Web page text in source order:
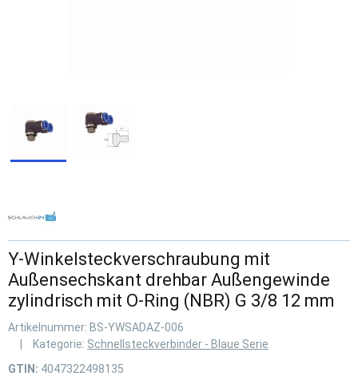
Y-Winkelsteckverschraubung mit
Außensechskant drehbar Außengewinde
zylindrisch mit O-Ring (NBR) G 3/8 12 mm
Artikelnummer: BS-YWSADAZ-006
Kategorie: Schnellsteckverbinder - Blaue Serie
GTIN: 4047322498135